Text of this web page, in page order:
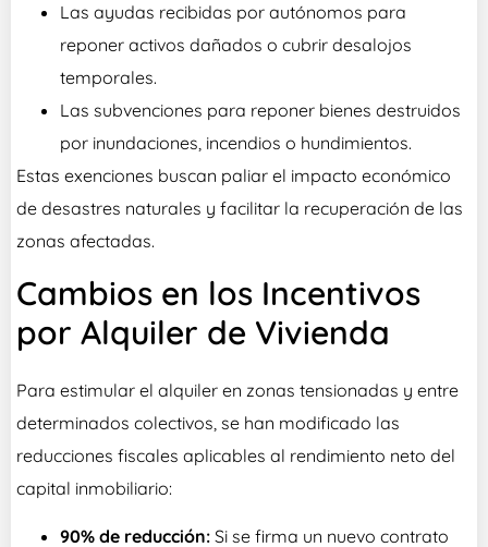
Las ayudas recibidas por autónomos para
reponer activos dañados o cubrir desalojos
temporales.
Las subvenciones para reponer bienes destruidos
por inundaciones, incendios o hundimientos.
Estas exenciones buscan paliar el impacto económico
de desastres naturales y facilitar la recuperación de las
zonas afectadas.
Cambios en los Incentivos
por Alquiler de Vivienda
Para estimular el alquiler en zonas tensionadas y entre
determinados colectivos, se han modificado las
reducciones fiscales aplicables al rendimiento neto del
capital inmobiliario:
90% de reducción: Si se firma un nuevo contrato